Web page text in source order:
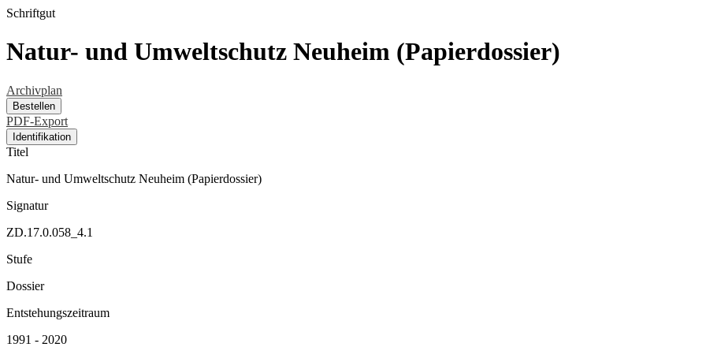
Schriftgut
Natur- und Umweltschutz Neuheim (Papierdossier)
Archivplan
Bestellen
PDF-Export
Identifikation
Titel
Natur- und Umweltschutz Neuheim (Papierdossier)
Signatur
ZD.17.0.058_4.1
Stufe
Dossier
Entstehungszeitraum
1991 - 2020